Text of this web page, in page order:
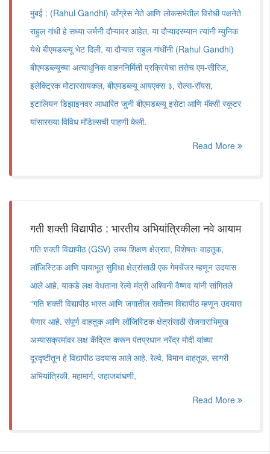
मुंबई : (Rahul Gandhi) काँग्रेस नेते आणि लोकसभेतील विरोधी पक्षनेते
राहुल गांधी हे सध्या जर्मनी दौऱ्यावर आहेत. या दौऱ्यादरम्यान त्यांनी म्युनिक
येथे बीएमडब्ल्यू भेट दिली. या दौऱ्यात राहुल गांधींनी (Rahul Gandhi)
बीएमडब्ल्यूच्या अत्याधुनिक वाहननिर्मिती प्रक्रियेचा तसेच एम-सीरिज,
इलेक्ट्रिक मोटारसायकल, बीएमडब्ल्यू आयएक्स ३, रोल्स-रॉयस,
इटालियन डिझाइनवर आधारित जुनी बीएमडब्ल्यू इसेटा आणि मॅक्सी स्कूटर
यांसारख्या विविध मॉडेल्सची पाहणी केली.
Read More
गती शक्ती विद्यापीठ : भारतीय अभियांत्रिकीला नवे आयाम
गति शक्ती विद्यापीठ (GSV) उच्च शिक्षण क्षेत्रात, विशेषतः वाहतूक,
लॉजिस्टिक आणि पायाभूत सुविधा क्षेत्रांसाठी एक गेमचेंजर म्हणून उदयास
आले आहे. याकडे लक्ष वेधताना रेल्वे मंत्री अश्विनी वैष्णव यांनी सांगितले
“गति शक्ती विद्यापीठ भारत आणि जगातील सर्वोत्तम विद्यापीठ म्हणून उदयास
येणार आहे. संपूर्ण वाहतूक आणि लॉजिस्टिक क्षेत्रांसाठी रोजगाराभिमुख
अभ्यासक्रमांवर लक्ष केंद्रित करून पंतप्रधान नरेंद्र मोदी यांच्या
दूरदृष्टीतून हे विद्यापीठ उदयास आले आहे. रेल्वे, विमान वाहतूक, सागरी
अभियांत्रिकी, महामार्ग, जहाजबांधणी,
Read More